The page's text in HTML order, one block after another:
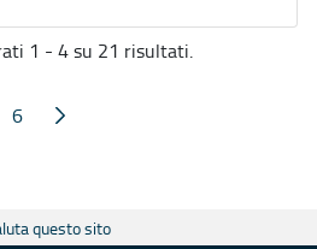
1 - 4 su 21 risultati.
intermedie
Pagina
6 Pagina Seguente
questo sito